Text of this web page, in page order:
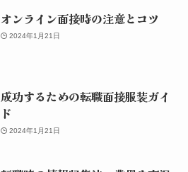
オンライン面接時の注意とコツ
2024年1月21日
成功するための転職面接服装ガイ
ド
2024年1月21日